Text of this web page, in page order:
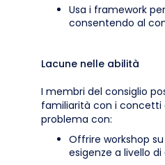
Usa i framework
consentendo al
Lacune nelle abilità
I membri del consiglio
familiarità con i concetti
problema con:
Offrire workshop
esigenze a livello di